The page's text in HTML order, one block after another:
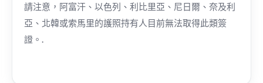
請注意，阿富汗、以色列、利比里亞、尼日爾、奈及利
亞、北韓或索馬里的護照持有人目前無法取得此類簽
證。.